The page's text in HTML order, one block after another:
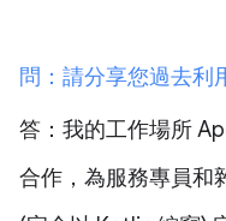
問：請分享您過去利
答：我的工作場所
合作，為服務專員和